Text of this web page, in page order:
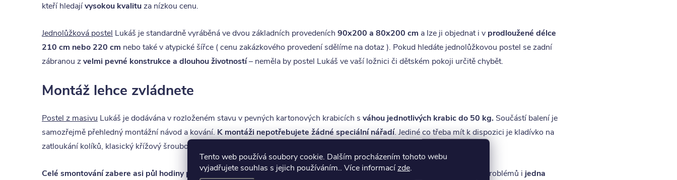
Tento web používá soubory cookie. Dalším procházením tohoto webu
vyjadřujete souhlas s jejich používáním.. Více informacízde.
kteří hledajívysokou kvalituza nízkou cenu.
Jednolůžková postel Lukáš je standardně vyráběná ve dvou základních provedeních 90x200 a 80x200 cm a lze ji objednat i v prodloužené délce
210 cm nebo 220 cm nebo také v atypické šířce ( cenu zakázkového provedení sdělíme na dotaz ). Pokud hledáte jednolůžkovou postel se zadní
zábranou zvelmi pevné konstrukce a dlouhou životností– neměla by postel Lukáš ve vaší ložnici či dětském pokoji určitě chybět.
Montáž lehce zvládnete
Postel z masivu Lukáš je dodávána v rozloženém stavu v pevných kartonových krabicích s váhou jednotlivých krabic do 50 kg. Součástí balení je
samozřejmě přehledný montážní návod a kování.K montáži nepotřebujete žádné speciální nářadí. Jediné co třeba mít k dispozici je kladívko na
zatloukání kolíků, klasický křížový šroubovák a klíč č.13 na utažení hlavních spojovacích šroubů. (klíč není součástí balení)
Celé smontování zabere asi půl hodiny práce, montáž je vhodné provádět ve dvou osobách. Z naší zkušenosti smontuje bezproblémů ijedna